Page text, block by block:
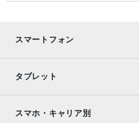
スマートフォン
AQUOS
タブレット
スマホ・キャリア別